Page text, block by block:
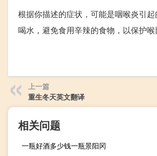
根据你描述的症状，可能是咽喉炎引
喝水，避免食用辛辣的食物，以保护喉
上一篇
重生冬天英文翻译
相关问题
一瓶好酒多少钱一瓶景阳冈